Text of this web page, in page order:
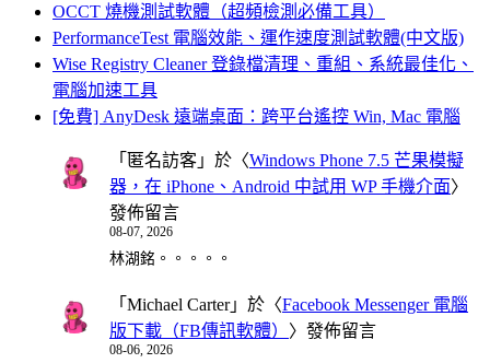
OCCT 燒機測試軟體（超頻檢測必備工具）
PerformanceTest 電腦效能、運作速度測試軟體(中文版)
Wise Registry Cleaner 登錄檔清理、重組、系統最佳化、
電腦加速工具
[免費] AnyDesk 遠端桌面：跨平台遙控 Win, Mac 電腦
「 匿名訪客 」於〈Windows Phone 7.5 芒果模擬
器，在 iPhone、Android 中試用 WP 手機介面〉
發佈留言
08-07, 2026
林湖銘。。。。。
「 Michael Carter」於〈Facebook Messenger 電腦
版下載（FB傳訊軟體） 〉發佈留言
08-06, 2026